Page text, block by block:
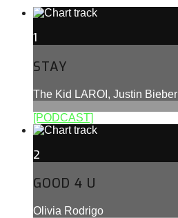
1
STAY
The Kid LAROI, Justin Bieber
[PODCAST]
2
GOOD 4 U
Olivia Rodrigo